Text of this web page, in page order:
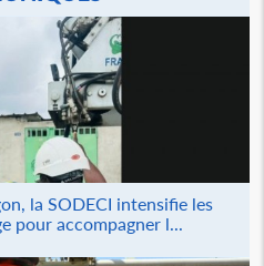
la SODECI intensifie les
pour accompagner l...